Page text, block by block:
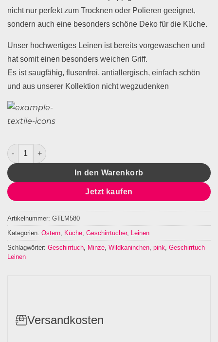
nicht nur perfekt zum Trocknen oder Polieren geeignet,
sondern auch eine besonders schöne Deko für die Küche.
Unser hochwertiges Leinen ist bereits vorgewaschen und
hat somit einen besonders weichen Griff.
Es ist saugfähig, flusenfrei, antiallergisch, einfach schön
und aus unserer Kollektion nicht wegzudenken
Geschirrtuch Leinen Wildkaninchen Menge
In den Warenkorb
Jetzt kaufen
Artikelnummer: GTLM580
Kategorien: Ostern, Küche, Geschirrtücher, Leinen
Schlagwörter: Geschirrtuch, Minze, Wildkaninchen, pink, Geschirrtuch
Leinen
Versandkosten